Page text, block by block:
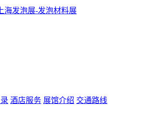
酒店服务 展馆介绍 交通路线